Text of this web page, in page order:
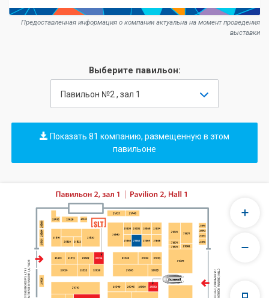
Предоставленная информация о компании актуальна на момент проведения
выставки
Выберите павильон:
Павильон №2 , зал 1
Показать 81 компанию, размещенную в этом
павильоне